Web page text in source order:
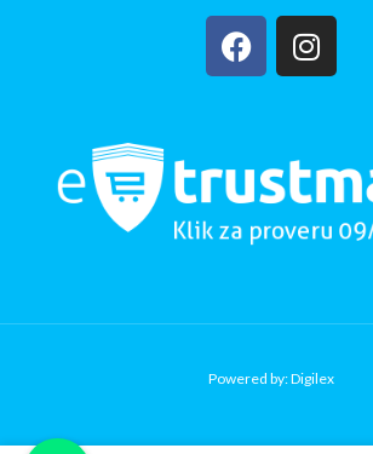
Powered by: Digilex